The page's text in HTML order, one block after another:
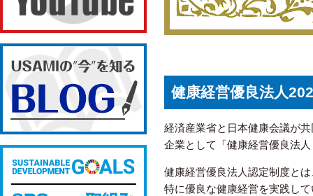
健康経営優良法人
経済産業省と日本健康会議が
企業として「健康経営優良法
健康経営優良法人認定制度と
特に優良な健康経営を実践し